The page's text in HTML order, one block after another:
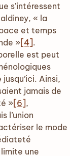
s'intéressent
« la
et temps
»[4].
est peut
Ainsi,
jamais de
»[6],
l’union
le mode
une